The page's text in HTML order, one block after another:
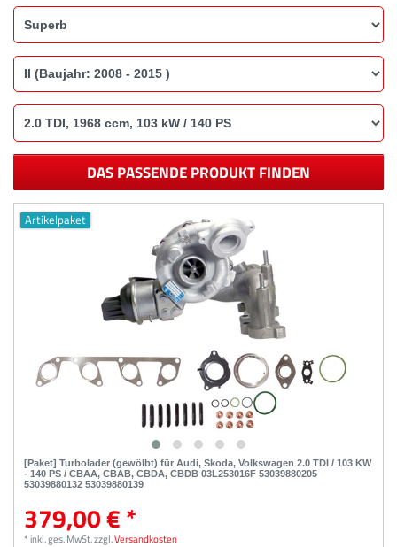
DAS PASSENDE PRODUKT FINDEN
Artikelpaket
[Paket] Turbolader (gewölbt) für Audi, Skoda, Volkswagen 2.0 TDI / 103 KW
- 140 PS / CBAA, CBAB, CBDA, CBDB 03L253016F 53039880205
53039880132 53039880139
379,00 € *
*inkl. ges. MwSt.zzgl.Versandkosten